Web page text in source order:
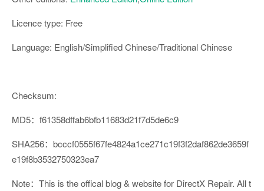
Licence type: Free
Language: English/Simplified Chinese/Traditional Chinese
Checksum:
MD5：f61358dffab6bfb11683d21f7d5de6c9
SHA256：bcccf0555f67fe4824a1ce271c19f3f2daf862de3659f
e19f8b3532750323ea7
Note：This is the offical blog & website for DirectX Repair. All t